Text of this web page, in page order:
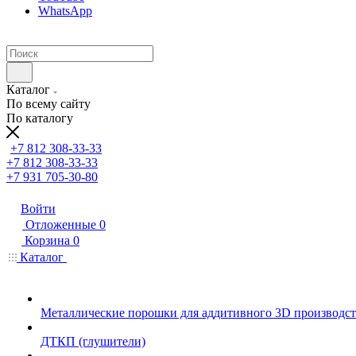
WhatsApp
Каталог
По всему сайту
По каталогу
+7 812 308-33-33
+7 812 308-33-33
+7 931 705-30-80
Войти
Отложенные 0
Корзина 0
Каталог
Металлические порошки для аддитивного 3D
ДТКП (глушители)